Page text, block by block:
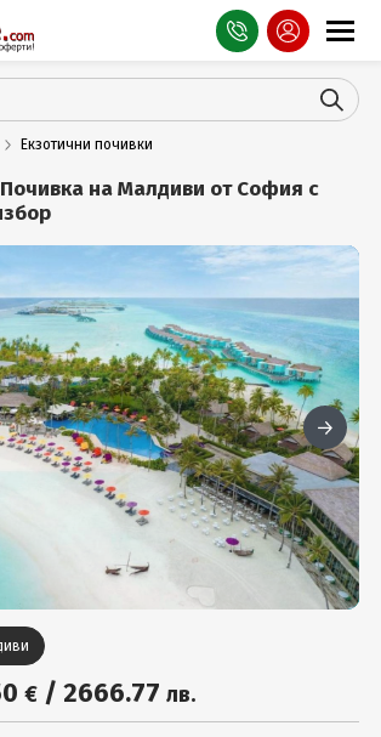
Екзотични почивки
на Малдиви от София с
€ / 2666.77 лв.